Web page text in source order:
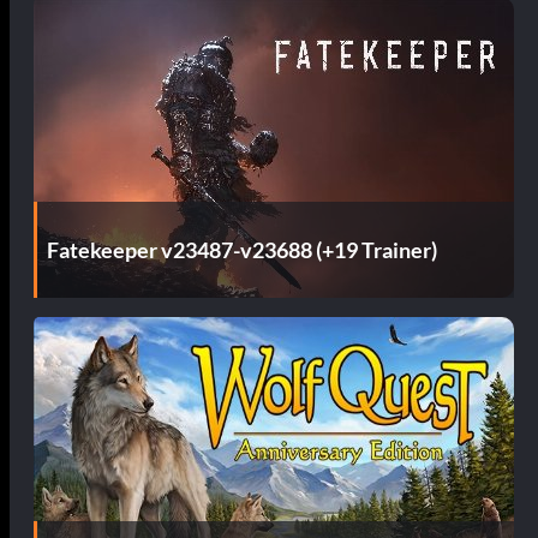
Fatekeeper v23487-v23688 (+19 Trainer)